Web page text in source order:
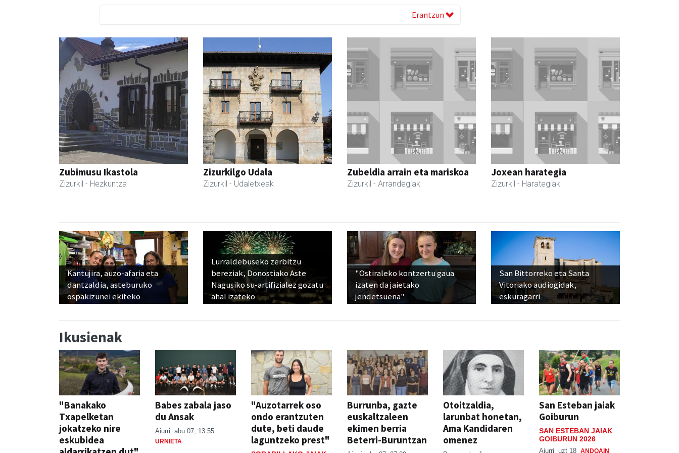
Erantzun
Zubimusu Ikastola
Zizurkil - Hezkuntza
Zizurkilgo Udala
Zizurkil - Udaletxeak
Zubeldia arrain eta mariskoa
Zizurkil - Arrandegiak
Joxean harategia
Zizurkil - Harategiak
Kantujira, auzo-afaria eta
dantzaldia, asteburuko
ospakizunei ekiteko
Lurraldebuseko zerbitzu
bereziak, Donostiako Aste
Nagusiko su-artifizialez gozatu
ahal izateko
"Ostiraleko kontzertu gaua
izaten da jaietako
jendetsuena"
San Bittorreko eta Santa
Vitoriako audiogidak,
eskuragarri
Ikusienak
"Banakako
Txapelketan
jokatzeko nire
eskubidea
Babes zabala jaso
du Ansak
Aiurri abu 07, 13:55
URNIETA
"Auzotarrek oso
ondo erantzuten
dute, beti daude
laguntzeko prest"
Burrunba, gazte
euskaltzaleen
ekimen berria
Beterri-Buruntzan
Otoitzaldia,
larunbat honetan,
Ama Kandidaren
omenez
San Esteban jaiak
Goiburun
SAN ESTEBAN JAIAK
GOIBURUN 2026
Aiurri uzt 18 ANDOAIN